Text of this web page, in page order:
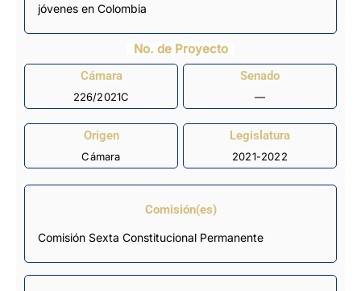
jóvenes en Colombia
No. de Proyecto
Cámara
226/2021C
Senado
—
Origen
Cámara
Legislatura
2021-2022
Comisión(es)
Comisión Sexta Constitucional Permanente